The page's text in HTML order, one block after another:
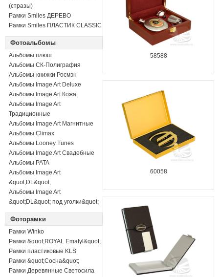
(стразы)
Рамки Smiles ДЕРЕВО
Рамки Smiles ПЛАСТИК CLASSIC
Фотоальбомы
Альбомы плюш
Альбомы СК-Полиграфия
Альбомы-книжки Росмэн
Альбомы Image Art Deluxe
Альбомы Image Art Кожа
Альбомы Image Art
Традиционные
Альбомы Image Art Магнитные
Альбомы Climax
Альбомы Looney Tunes
Альбомы Image Art Свадебные
Альбомы PATA
Альбомы Image Art
&quot;DL&quot;
Альбомы Image Art
&quot;DL&quot; под уголки&quot;
Фоторамки
Рамки Winko
Рамки &quot;ROYAL Emafyl&quot;
Рамки пластиковые KLS
Рамки &quot;Сосна&quot;
Рамки Деревянные Светосила
58588
60058